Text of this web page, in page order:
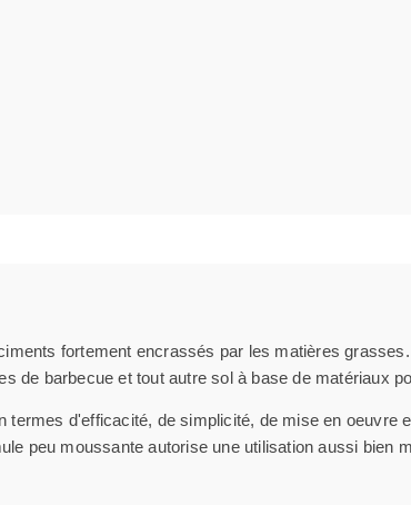
fortement encrassés par les matières
de barbecue et tout autre sol à base de matériaux
d'efficacité, de simplicité, de mise en oeuvre
peu moussante autorise une utilisation aussi bien